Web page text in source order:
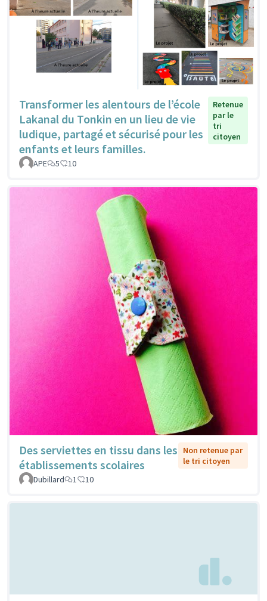
Transformer les alentours de l’école
Lakanal du Tonkin en un lieu de vie
ludique, partagé et sécurisé pour les
enfants et leurs familles.
Retenue
par le
tri
citoyen
APE 5 10
Des serviettes en tissu dans les
établissements scolaires
Non retenue par
le tri citoyen
Dubillard
1 10